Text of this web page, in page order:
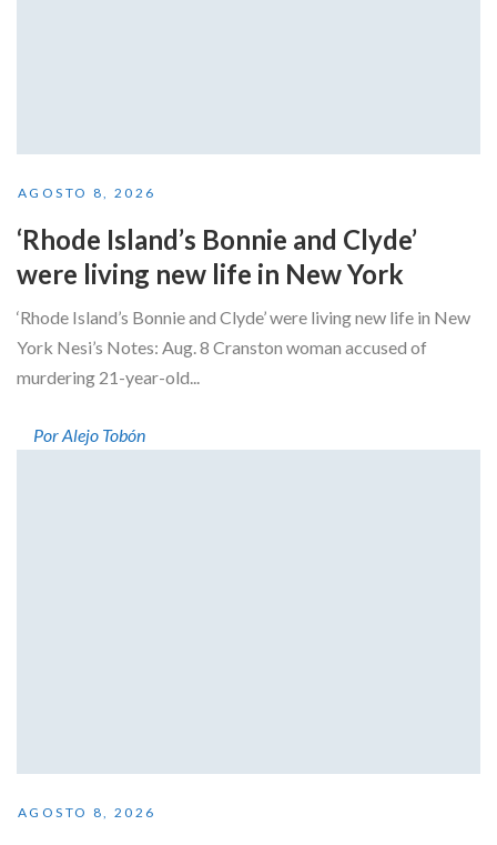
AGOSTO 8, 2026
‘Rhode Island’s Bonnie and Clyde’
were living new life in New York
‘Rhode Island’s Bonnie and Clyde’ were living new life in New
York Nesi’s Notes: Aug. 8 Cranston woman accused of
murdering 21-year-old...
Por Alejo Tobón
AGOSTO 8, 2026